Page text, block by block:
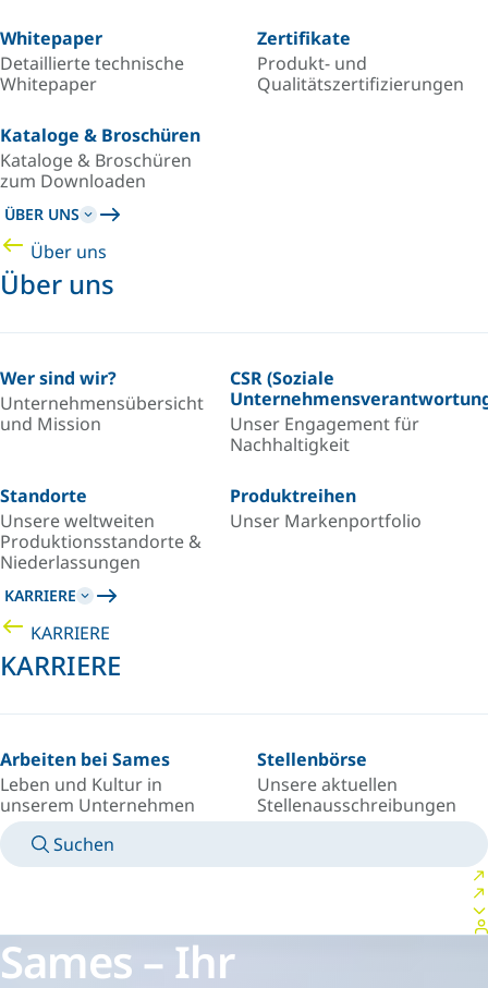
Whitepaper
Detaillierte technische
Whitepaper
Zertifikate
Produkt- und
Qualitätszertifizierungen
Kataloge & Broschüren
Kataloge & Broschüren
zum Downloaden
ÜBER UNS
Über uns
Über uns
Wer sind wir?
Unternehmensübersicht
und Mission
CSR (Soziale
Unser Engagement für
Nachhaltigkeit
Standorte
Unsere weltweiten
Produktionsstandorte &
Niederlassungen
Produktreihen
Unser Markenportfolio
KARRIERE
KARRIERE
KARRIERE
Arbeiten bei Sames
Leben und Kultur in
unserem Unternehmen
Stellenbörse
Unsere aktuellen
Stellenausschreibungen
Suchen
Sames – Ihr